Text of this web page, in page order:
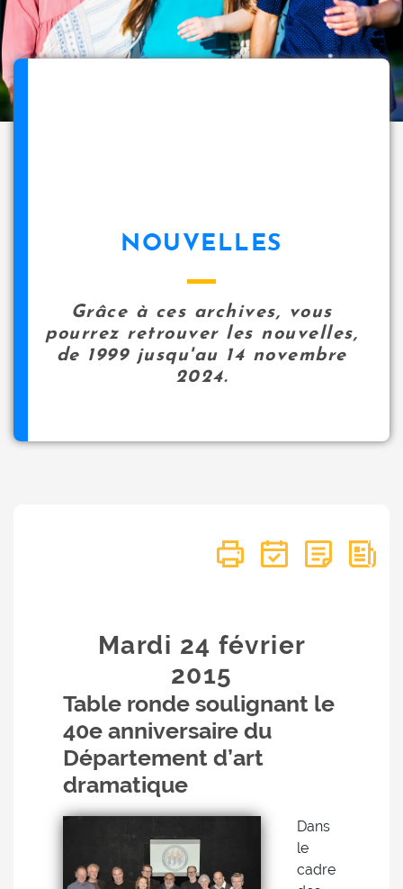
NOUVELLES
Grâce à ces archives, vous
pourrez retrouver les nouvelles,
de 1999 jusqu'au 14 novembre
2024.
Mardi 24 février
2015
Table ronde soulignant le
40e anniversaire du
Département d’art
dramatique
Dans
le
cadre